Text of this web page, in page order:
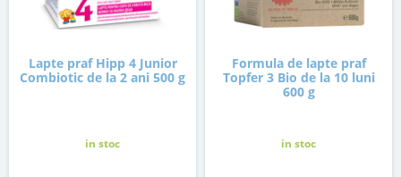
Lapte praf Hipp 4 Junior
Combiotic de la 2 ani 500 g
in stoc
Formula de lapte praf
Topfer 3 Bio de la 10 luni
600 g
in stoc